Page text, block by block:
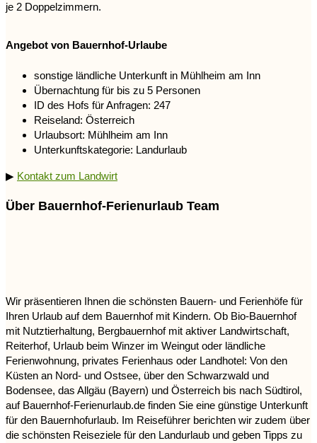
je 2 Doppelzimmern.
Angebot von Bauernhof-Urlaube
sonstige ländliche Unterkunft in Mühlheim am Inn
Übernachtung für bis zu 5 Personen
ID des Hofs für Anfragen: 247
Reiseland: Österreich
Urlaubsort: Mühlheim am Inn
Unterkunftskategorie: Landurlaub
▶ Kontakt zum Landwirt
Über Bauernhof-Ferienurlaub Team
Wir präsentieren Ihnen die schönsten Bauern- und Ferienhöfe für
Ihren Urlaub auf dem Bauernhof mit Kindern. Ob Bio-Bauernhof
mit Nutztierhaltung, Bergbauernhof mit aktiver Landwirtschaft,
Reiterhof, Urlaub beim Winzer im Weingut oder ländliche
Ferienwohnung, privates Ferienhaus oder Landhotel: Von den
Küsten an Nord- und Ostsee, über den Schwarzwald und
Bodensee, das Allgäu (Bayern) und Österreich bis nach Südtirol,
auf Bauernhof-Ferienurlaub.de finden Sie eine günstige Unterkunft
für den Bauernhofurlaub. Im Reiseführer berichten wir zudem über
die schönsten Reiseziele für den Landurlaub und geben Tipps zu